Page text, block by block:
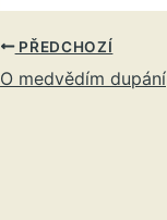
PŘEDCHOZÍ
O medvědím dupání